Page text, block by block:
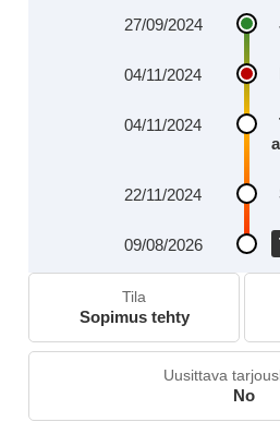
27/09/2024
04/11/2024
04/11/2024
22/11/2024
09/08/2026
Tila
Sopimus tehty
Uusittava
No